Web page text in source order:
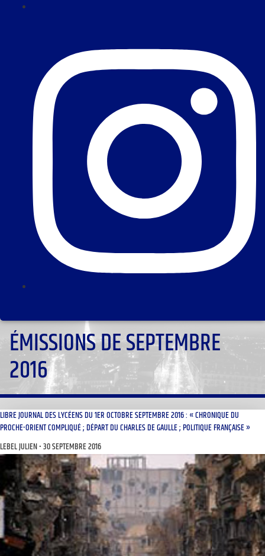
ÉMISSIONS DE SEPTEMBRE
2016
LIBRE JOURNAL DES LYCÉENS DU 1ER OCTOBRE SEPTEMBRE 2016 : « CHRONIQUE DU
PROCHE-ORIENT COMPLIQUÉ ; DÉPART DU CHARLES DE GAULLE ; POLITIQUE FRANÇAISE »
LEBEL JULIEN 30 SEPTEMBRE 2016